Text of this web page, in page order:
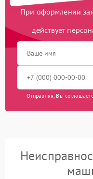
При оформлении
действует
Отправляя, Вы